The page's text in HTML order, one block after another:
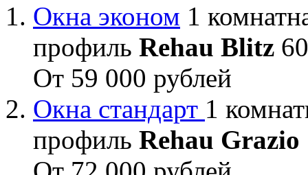
Окна эконом 1
профиль Rehau Blitz
От 59 000 рублей
Окна стандарт 1
профиль Rehau Grazio